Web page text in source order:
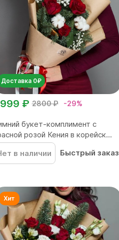
Доставка 0₽
2800 ₽ -29%
₽
букет-комплимент с
розой Кения в корейск...
в наличии
Быстрый заказ